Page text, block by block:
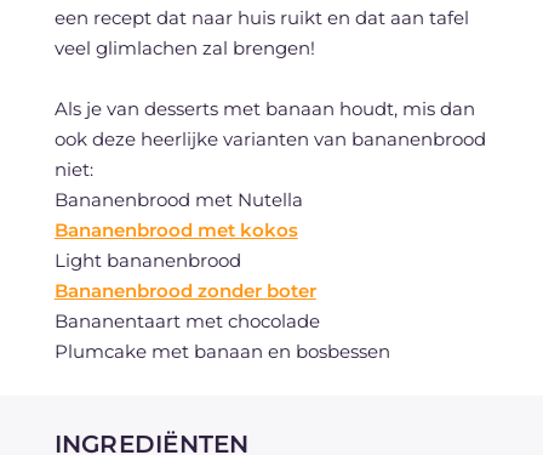
een recept dat naar huis ruikt en dat aan tafel
veel glimlachen zal brengen!
Als je van desserts met banaan houdt, mis dan
ook deze heerlijke varianten van bananenbrood
niet:
Bananenbrood met Nutella
Bananenbrood met kokos
Light bananenbrood
Bananenbrood zonder boter
Bananentaart met chocolade
Plumcake met banaan en bosbessen
INGREDIËNTEN